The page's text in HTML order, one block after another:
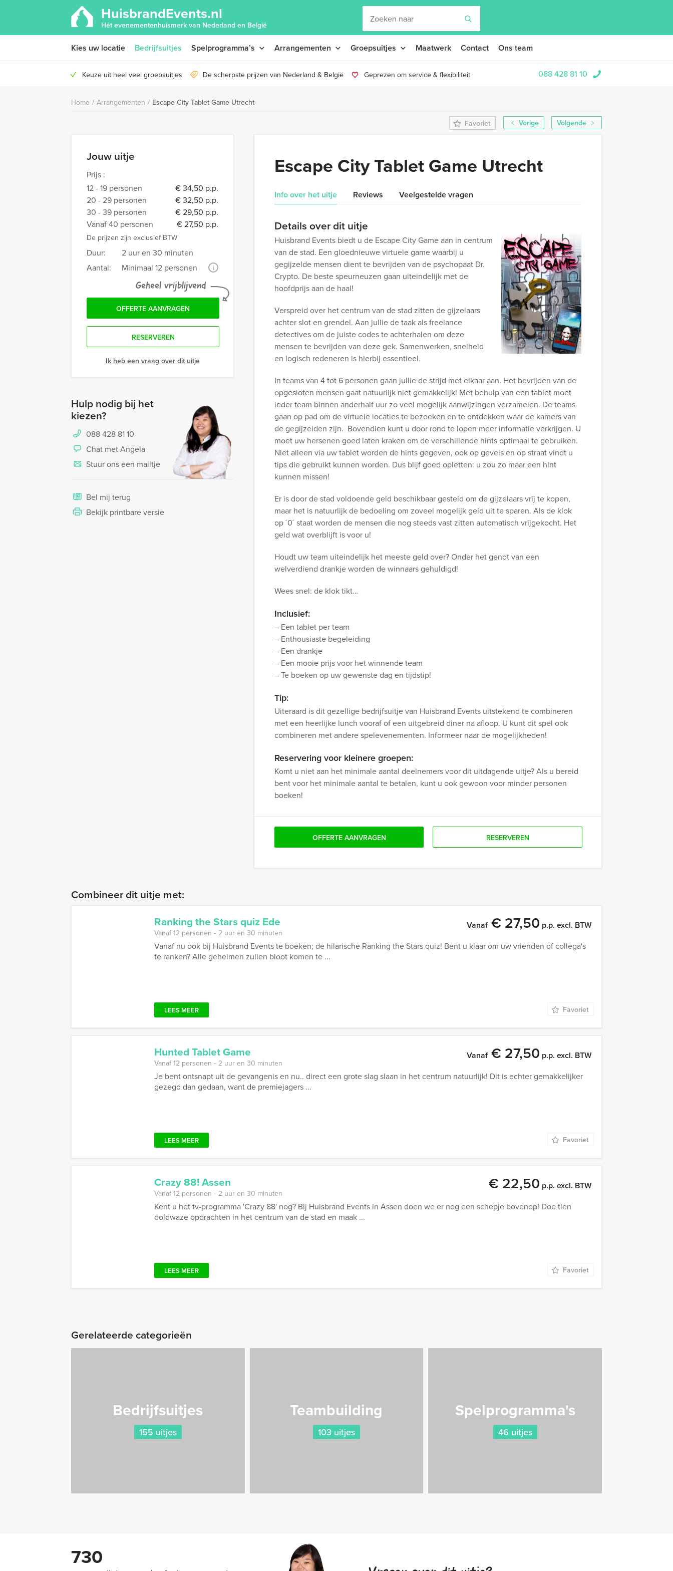
HuisbrandEvents.nl
Hét evenementenhuismerk van Nederland en België
Kies uw locatie Bedrijfsuitjes Spelprogramma’s Arrangementen Groepsuitjes Maatwerk Contact Ons team
Keuze uit heel veel groepsuitjes De scherpste prijzen van Nederland & België Geprezen om service & flexibiliteit 088 428 81 10
Home / Arrangementen / Escape City Tablet Game Utrecht
Vorige Volgende
Favoriet
Jouw uitje
Prijs :
12 - 19 personen
€ 34,50 p.p.
20 - 29 personen
€ 32,50 p.p.
30 - 39 personen
€ 29,50 p.p.
Vanaf 40 personen
€ 27,50 p.p.
De prijzen zijn exclusief BTW
Duur:
2 uur en 30 minuten
Aantal:
Minimaal 12 personen i
Geheel vrijblijvend
OFFERTE AANVRAGEN
RESERVEREN
Ik heb een vraag over dit uitje
Hulp nodig bij het
kiezen?
088 428 81 10
Chat met Angela
Stuur ons een mailtje
Bel mij terug
Bekijk printbare versie
Escape City Tablet Game Utrecht
Info over het uitje Reviews Veelgestelde vragen
Details over dit uitje
Huisbrand Events biedt u de Escape City Game aan in centrum
van de stad. Een gloednieuwe virtuele game waarbij u
gegijzelde mensen dient te bevrijden van de psychopaat Dr.
Crypto. De beste speurneuzen gaan uiteindelijk met de
hoofdprijs aan de haal!
Verspreid over het centrum van de stad zitten de gijzelaars
achter slot en grendel. Aan jullie de taak als freelance
detectives om de juiste codes te achterhalen om deze
mensen te bevrijden van deze gek. Samenwerken, snelheid
en logisch redeneren is hierbij essentieel.
In teams van 4 tot 6 personen gaan jullie de strijd met elkaar aan. Het bevrijden van de
opgesloten mensen gaat natuurlijk niet gemakkelijk! Met behulp van een tablet moet
ieder team binnen anderhalf uur zo veel mogelijk aanwijzingen verzamelen. De teams
gaan op pad om de virtuele locaties te bezoeken en te ontdekken waar de kamers van
de gegijzelden zijn. Bovendien kunt u door rond te lopen meer informatie verkrijgen. U
moet uw hersenen goed laten kraken om de verschillende hints optimaal te gebruiken.
Niet alleen via uw tablet worden de hints gegeven, ook op gevels en op straat vindt u
tips die gebruikt kunnen worden. Dus blijf goed opletten: u zou zo maar een hint
kunnen missen!
Er is door de stad voldoende geld beschikbaar gesteld om de gijzelaars vrij te kopen,
maar het is natuurlijk de bedoeling om zoveel mogelijk geld uit te sparen. Als de klok
op ´0´ staat worden de mensen die nog steeds vast zitten automatisch vrijgekocht. Het
geld wat overblijft is voor u!
Houdt uw team uiteindelijk het meeste geld over? Onder het genot van een
welverdiend drankje worden de winnaars gehuldigd!
Wees snel: de klok tikt…
Inclusief:
– Een tablet per team
– Enthousiaste begeleiding
– Een drankje
– Een mooie prijs voor het winnende team
– Te boeken op uw gewenste dag en tijdstip!
Tip:
Uiteraard is dit gezellige bedrijfsuitje van Huisbrand Events uitstekend te combineren
met een heerlijke lunch vooraf of een uitgebreid diner na afloop. U kunt dit spel ook
combineren met andere spelevenementen. Informeer naar de mogelijkheden!
Reservering voor kleinere groepen:
Komt u niet aan het minimale aantal deelnemers voor dit uitdagende uitje? Als u bereid
bent voor het minimale aantal te betalen, kunt u ook gewoon voor minder personen
boeken!
OFFERTE AANVRAGEN RESERVEREN
Combineer dit uitje met:
Ranking the Stars quiz Ede Vanaf€ 27,50 p.p. excl. BTW
Vanaf 12 personen ‐ 2 uur en 30 minuten
Vanaf nu ook bij Huisbrand Events te boeken; de hilarische Ranking the Stars quiz! Bent u klaar om uw vrienden of collega's
te ranken? Alle geheimen zullen bloot komen te ...
LEES MEER Favoriet
Hunted Tablet Game Vanaf€ 27,50 p.p. excl. BTW
Vanaf 12 personen ‐ 2 uur en 30 minuten
Je bent ontsnapt uit de gevangenis en nu.. direct een grote slag slaan in het centrum natuurlijk! Dit is echter gemakkelijker
gezegd dan gedaan, want de premiejagers ...
LEES MEER Favoriet
Crazy 88! Assen € 22,50 p.p. excl. BTW
Vanaf 12 personen ‐ 2 uur en 30 minuten
Kent u het tv-programma 'Crazy 88' nog? Bij Huisbrand Events in Assen doen we er nog een schepje bovenop! Doe tien
doldwaze opdrachten in het centrum van de stad en maak ...
LEES MEER Favoriet
Gerelateerde categorieën
Bedrijfsuitjes
155 uitjes
Teambuilding
103 uitjes
Spelprogramma's
46 uitjes
730